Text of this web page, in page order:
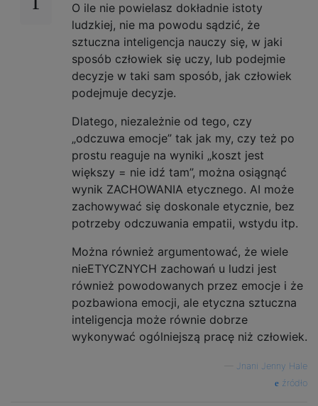
O ile nie powielasz dokładnie istoty
ludzkiej, nie ma powodu sądzić, że
sztuczna inteligencja nauczy się, w jaki
sposób człowiek się uczy, lub podejmie
decyzje w taki sam sposób, jak człowiek
podejmuje decyzje.
Dlatego, niezależnie od tego, czy
„odczuwa emocje” tak jak my, czy też po
prostu reaguje na wyniki „koszt jest
większy = nie idź tam”, można osiągnąć
wynik ZACHOWANIA etycznego. AI może
zachowywać się doskonale etycznie, bez
potrzeby odczuwania empatii, wstydu itp.
Można również argumentować, że wiele
nieETYCZNYCH zachowań u ludzi jest
również powodowanych przez emocje i że
pozbawiona emocji, ale etyczna sztuczna
inteligencja może równie dobrze
wykonywać ogólniejszą pracę niż człowiek.
Jnani Jenny Hale
źródło